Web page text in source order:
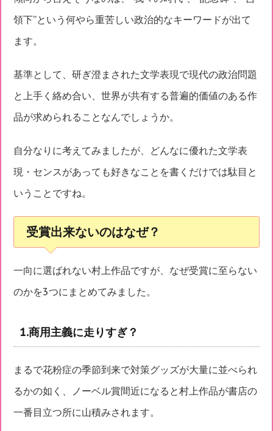
領下”という何やら重苦しい政治的なキーワードが出て
ます。
基準として、研ぎ澄まされた文学表現で現代の政治問題
と上手く絡め合い、世界が共有する普遍的価値のある作
品が求められることなんでしょうか。
自分なりに考えてみましたが、どんなに優れた文学表
現・センスがあっても好きなことを書くだけでは駄目と
いうことですね。
受賞出来ないのはなぜ？
一向に選ばれない村上作品ですが、なぜ受賞に至らない
のかを3つにまとめてみました。
1.商用主義に走りすぎ？
まるで花粉症の季節到来で対策グッズが大量に並べられ
るかの如く、ノーベル賞間近になると村上作品が書店の
一番目立つ所に山積みされます。